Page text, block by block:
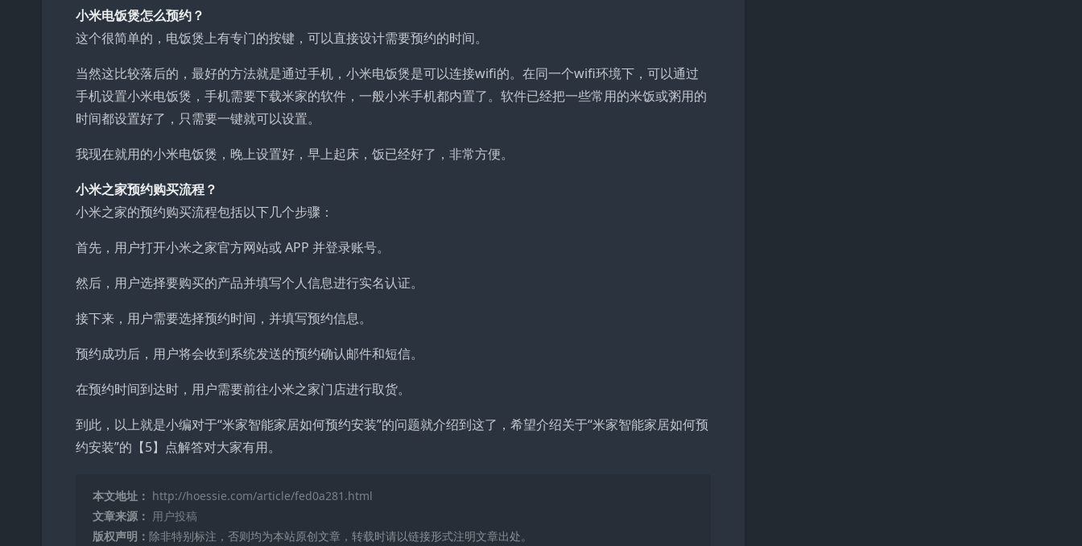
小米电饭煲怎么预约？
这个很简单的，电饭煲上有专门的按键，可以直接设计需要预约的时间。
当然这比较落后的，最好的方法就是通过手机，小米电饭煲是可以连接wifi的。在同一个wifi环境下，可以通过
手机设置小米电饭煲，手机需要下载米家的软件，一般小米手机都内置了。软件已经把一些常用的米饭或粥用的
时间都设置好了，只需要一键就可以设置。
我现在就用的小米电饭煲，晚上设置好，早上起床，饭已经好了，非常方便。
小米之家预约购买流程？
小米之家的预约购买流程包括以下几个步骤：
首先，用户打开小米之家官方网站或 APP 并登录账号。
然后，用户选择要购买的产品并填写个人信息进行实名认证。
接下来，用户需要选择预约时间，并填写预约信息。
预约成功后，用户将会收到系统发送的预约确认邮件和短信。
在预约时间到达时，用户需要前往小米之家门店进行取货。
到此，以上就是小编对于“米家智能家居如何预约安装”的问题就介绍到这了，希望介绍关于“米家智能家居如何预
约安装”的【5】点解答对大家有用。
本文地址： http://hoessie.com/article/fed0a281.html
文章来源： 用户投稿
版权声明： 除非特别标注，否则均为本站原创文章，转载时请以链接形式注明文章出处。